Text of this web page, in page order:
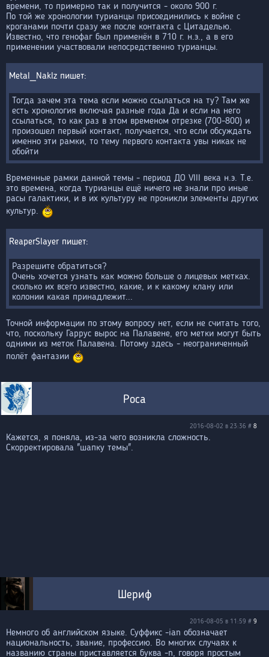
времени, то примерно так и получится - около 900 г.
По той же хронологии турианцы присоединились к войне с
кроганами почти сразу же после контакта с Цитаделью.
Известно, что генофаг был применён в 710 г. н.э., а в его
применении участвовали непосредственно турианцы.
Metal_Naklz
Тогда зачем эта тема если можно ссылаться на ту? Там же
есть хронология включая разные года Да и если на него
ссылаться, то как раз в этом временом отрезке (700-800) и
произошел первый контакт, получается, что если обсуждать
именно эти рамки, то тему первого контакта увы никак не
обойти
Временные рамки данной темы - период ДО VIII века н.э. Т.е.
это времена, когда турианцы ещё ничего не знали про иные
расы галактики, и в их культуру не проникли элементы других
культур.
ReaperSlayer
Разрешите обратиться?
Очень хочется узнать как можно больше о лицевых метках.
сколько их всего известно, какие, и к какому клану или
колонии какая принадлежит...
Точной информации по этому вопросу нет, если не считать того,
что, поскольку Гаррус вырос на Палавене, его метки могут быть
одними из меток Палавена. Потому здесь - неограниченный
полёт фантазии
Роса
2016-08-02 в 23:36 # 8
Кажется, я поняла, из-за чего возникла сложность.
Скорректировала "шапку темы".
Шериф
2016-08-05 в 11:59 # 9
Немного об английском языке. Суффикс -ian обозначает
национальность, звание, профессию. Во многих случаях к
названию страны приставляется буква -n, говоря простым